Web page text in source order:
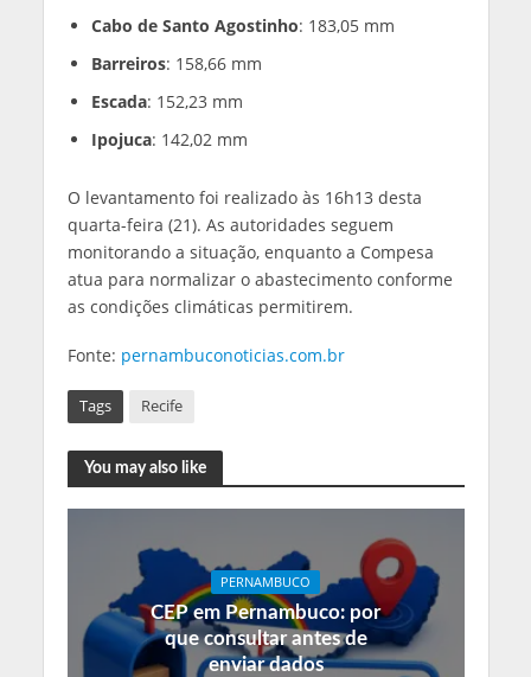
Cabo de Santo Agostinho: 183,05 mm
Barreiros: 158,66 mm
Escada: 152,23 mm
Ipojuca: 142,02 mm
O levantamento foi realizado às 16h13 desta
quarta-feira (21). As autoridades seguem
monitorando a situação, enquanto a Compesa
atua para normalizar o abastecimento conforme
as condições climáticas permitirem.
Fonte: pernambuconoticias.com.br
Tags Recife
You may also like
PERNAMBUCO
CEP em Pernambuco: por
que consultar antes de
enviar dados